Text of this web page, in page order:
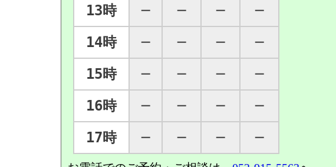
13時
─ ─ ─
─
14時
─ ─ ─
─
15時
─ ─ ─
─
16時
─ ─ ─
─
17時
─ ─ ─ ─